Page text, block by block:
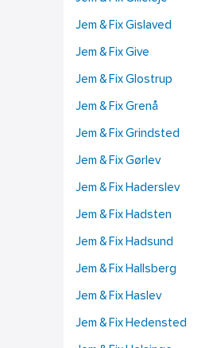
Jem & Fix Gislaved
Jem & Fix Give
Jem & Fix Glostrup
Jem & Fix Grenå
Jem & Fix Grindsted
Jem & Fix Gørlev
Jem & Fix Haderslev
Jem & Fix Hadsten
Jem & Fix Hadsund
Jem & Fix Hallsberg
Jem & Fix Haslev
Jem & Fix Hedensted